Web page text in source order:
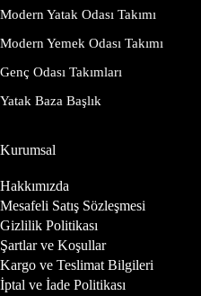
Modern Yatak Odası Takımı
Modern Yemek Odası Takımı
Genç Odası Takımları
Yatak Baza Başlık
Kurumsal
Hakkımızda
Mesafeli Satış Sözleşmesi
Gizlilik Politikası
Şartlar ve Koşullar
Kargo ve Teslimat Bilgileri
İptal ve İade Politikası